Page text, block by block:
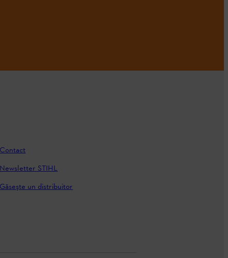
Contact
Newsletter STIHL
Găseşte un distribuitor